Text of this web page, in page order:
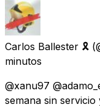
Carlos Ballester 🎗
minutos
@xanu97
semana sin